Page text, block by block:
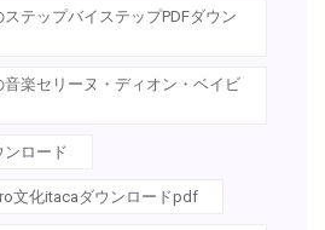
テップバイステップPDFダウン
楽セリーヌ・ディオン・ベイビ
ンロード
文化itacaダウンロードpdf